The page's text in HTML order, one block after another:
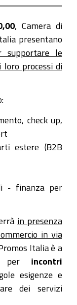
, Camera di
presentano
supportare le
loro processi di
check up,
estere (B2B
- finanza per
in presenza
in via
Italia è a
per incontri
esigenze e
dei servizi